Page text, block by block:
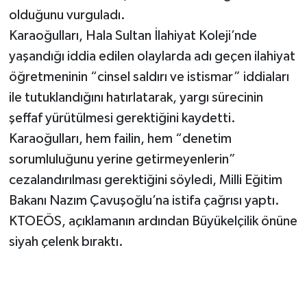
olduğunu vurguladı.
Karaoğulları, Hala Sultan İlahiyat Koleji’nde
yaşandığı iddia edilen olaylarda adı geçen ilahiyat
öğretmeninin “cinsel saldırı ve istismar” iddiaları
ile tutuklandığını hatırlatarak, yargı sürecinin
şeffaf yürütülmesi gerektiğini kaydetti.
Karaoğulları, hem failin, hem “denetim
sorumluluğunu yerine getirmeyenlerin”
cezalandırılması gerektiğini söyledi, Milli Eğitim
Bakanı Nazım Çavuşoğlu’na istifa çağrısı yaptı.
KTOEÖS, açıklamanın ardından Büyükelçilik önüne
siyah çelenk bıraktı.